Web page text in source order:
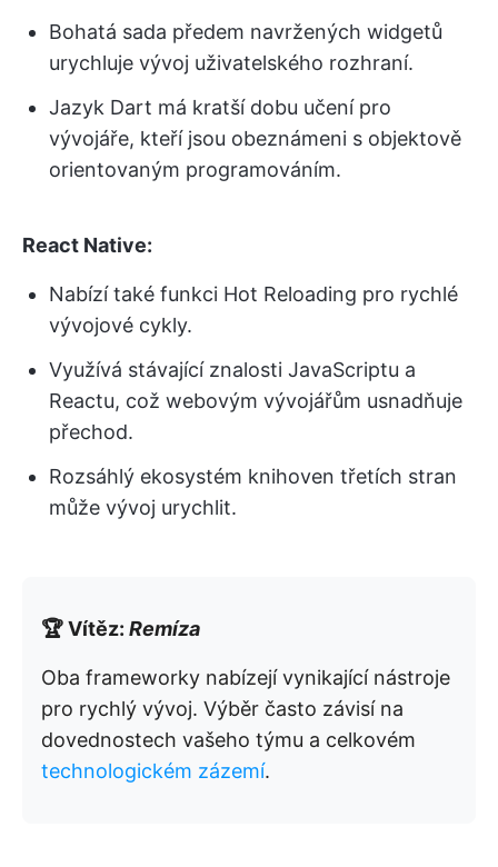
Bohatá sada předem navržených widgetů
urychluje vývoj uživatelského rozhraní.
Jazyk Dart má kratší dobu učení pro
vývojáře, kteří jsou obeznámeni s objektově
orientovaným programováním.
React Native:
Nabízí také funkci Hot Reloading pro rychlé
vývojové cykly.
Využívá stávající znalosti JavaScriptu a
Reactu, což webovým vývojářům usnadňuje
přechod.
Rozsáhlý ekosystém knihoven třetích stran
může vývoj urychlit.
🏆 Vítěz: Remíza
Oba frameworky nabízejí vynikající nástroje
pro rychlý vývoj. Výběr často závisí na
dovednostech vašeho týmu a celkovém
technologickém zázemí.